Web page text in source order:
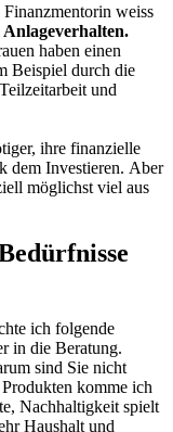
weiss
haben einen
Beispiel durch die
und
ihre finanzielle
dem Investieren. Aber
möglichst viel aus
ich folgende
in die Beratung.
sind Sie nicht
komme ich
Nachhaltigkeit spielt
Haushalt und